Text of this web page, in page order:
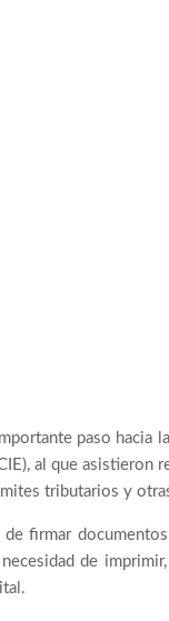
paso
al que
tributarios y
firmar
de